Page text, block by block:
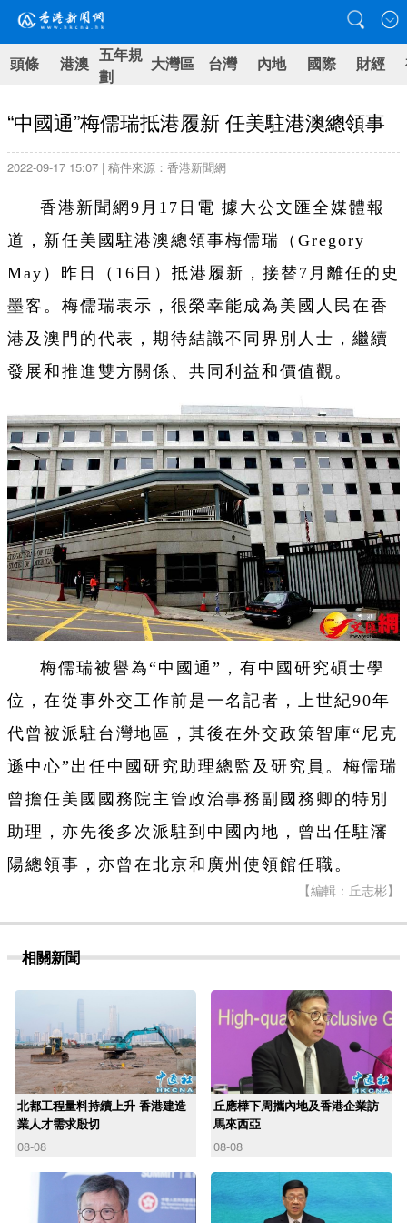
頭條 港澳 五年規
劃
大灣區 台灣 內地 國際 財經
“中國通”梅儒瑞抵港履新 任美駐港澳總領事
2022-09-17 15:07 | 稿件來源：香港新聞網
香港新聞網9月17日電 據大公文匯全媒體報
道，新任美國駐港澳總領事梅儒瑞（Gregory
May）昨日（16日）抵港履新，接替7月離任的史
墨客。梅儒瑞表示，很榮幸能成為美國人民在香
港及澳門的代表，期待結識不同界別人士，繼續
發展和推進雙方關係、共同利益和價值觀。
梅儒瑞被譽為“中國通”，有中國研究碩士學
位，在從事外交工作前是一名記者，上世紀90年
代曾被派駐台灣地區，其後在外交政策智庫“尼克
遜中心”出任中國研究助理總監及研究員。梅儒瑞
曾擔任美國國務院主管政治事務副國務卿的特別
助理，亦先後多次派駐到中國內地，曾出任駐瀋
陽總領事，亦曾在北京和廣州使領館任職。
【編輯：丘志彬】
相關新聞
北都工程量料持續上升 香港建造
業人才需求殷切
08-08
丘應樺下周攜內地及香港企業訪
馬來西亞
08-08